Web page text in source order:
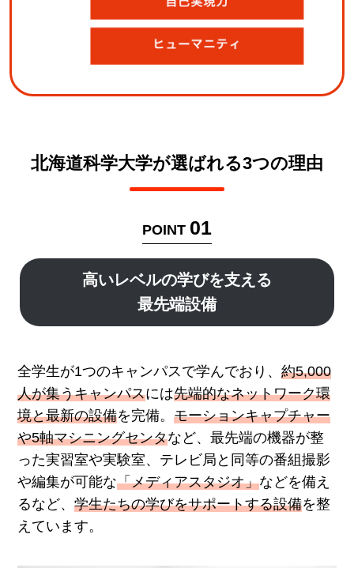
北海道科学大学が選ばれる3つの理由
POINT 01
高いレベルの学びを支える
最先端設備
全学生が1つのキャンパスで学んでおり、約5,000
人が集うキャンパスには先端的なネットワーク環
境と最新の設備を完備。モーションキャプチャー
や5軸マシニングセンタなど、最先端の機器が整
った実習室や実験室、テレビ局と同等の番組撮影
や編集が可能な「メディアスタジオ」などを備え
るなど、学生たちの学びをサポートする設備を整
えています。